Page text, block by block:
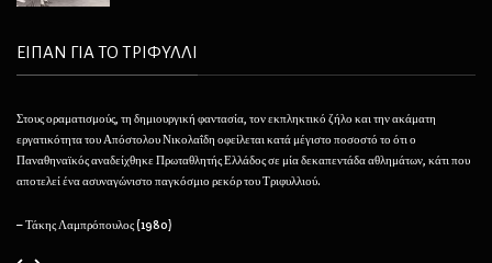
ΕΙΠΑΝ ΓΙΑ ΤΟ ΤΡΙΦΥΛΛΙ
Στους οραματισμούς, τη δημιουργική φαντασία, τον εκπληκτικό ζήλο και την ακάματη
εργατικότητα του Απόστολου Νικολαΐδη οφείλεται κατά μέγιστο ποσοστό το ότι ο
Παναθηναϊκός αναδείχθηκε Πρωταθλητής Ελλάδος σε μία δεκαπεντάδα αθλημάτων, κάτι που
αποτελεί ένα ασυναγώνιστο παγκόσμιο ρεκόρ του Τριφυλλιού.
– Τάκης Λαμπρόπουλος (1980)